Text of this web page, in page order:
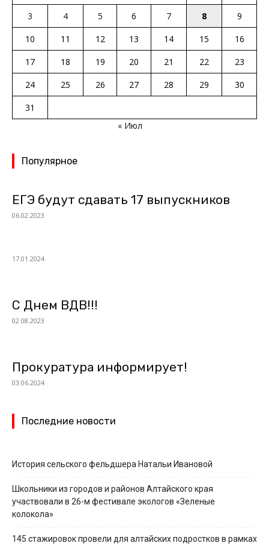
3
4 5 6 7 8
9
10
11 12 13 14 15
16
17
18 19 20 21 22
23
24
25 26 27 28 29
30
31
« Июл
Популярное
ЕГЭ будут сдавать 17 выпускников
06.02.2023
17.01.2024
С Днем ВДВ!!!
02.08.2023
Прокуратура информирует!
03.06.2024
Последние новости
История сельского фельдшера Натальи Ивановой
Школьники из городов и районов Алтайского края
участвовали в 26-м фестивале экологов «Зеленые
колокола»
145 стажировок провели для алтайских подростков в рамках